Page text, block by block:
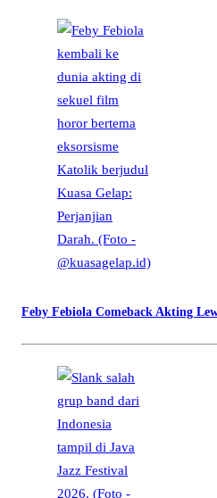
Feby Febiola Comeback Akting